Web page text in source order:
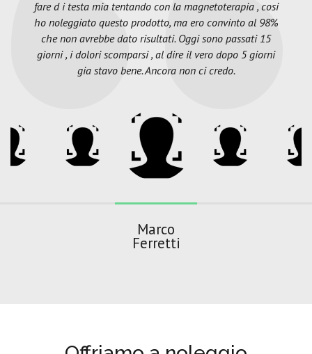
fare d i testa mia tentando con la magnetoterapia , cosi
ho noleggiato questo prodotto, ma ero convinto al 98%
che non avrebbe dato risultati. Oggi sono passati 15
giorni , i dolori scomparsi , al dire il vero dopo 5 giorni
gia stavo bene. Ancora non ci credo.
Marco
Ferretti